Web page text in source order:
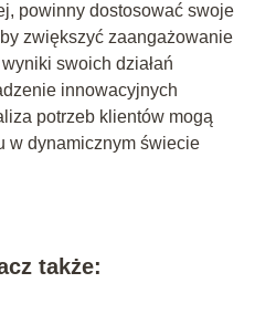
powinny dostosować swoje
zwiększyć zaangażowanie
swoich działań
innowacyjnych
potrzeb klientów mogą
w dynamicznym świecie
także: